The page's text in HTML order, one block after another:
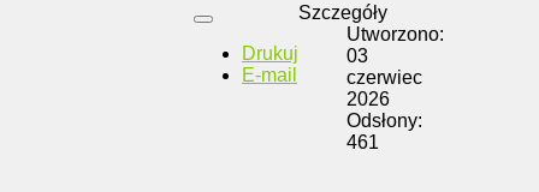
Drukuj
E-mail
Szczegóły
Utworzono:
03
czerwiec
2026
Odsłony:
461